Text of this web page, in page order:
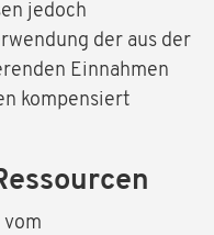
jedoch
der aus der
Einnahmen
kompensiert